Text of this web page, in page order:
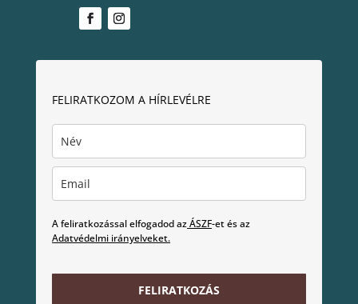
FELIRATKOZOM A HÍRLEVÉLRE
A feliratkozással elfogadod azÁSZF-et és az
Adatvédelmi irányelveket.
FELIRATKOZÁS